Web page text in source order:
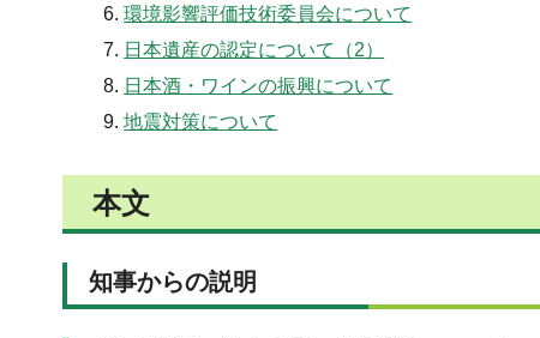
環境影響評価技術委員会について
日本遺産の認定について（2）
日本酒・ワインの振興について
地震対策について
本文
知事からの説明